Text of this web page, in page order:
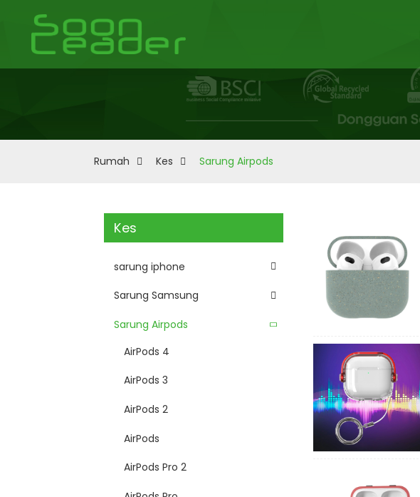
Rumah Kes Sarung Airpods
Kes
sarung iphone
Sarung Samsung
Sarung Airpods
AirPods 4
AirPods 3
AirPods 2
AirPods
AirPods Pro 2